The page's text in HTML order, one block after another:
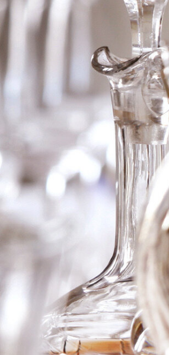
1959 Ch
Milon